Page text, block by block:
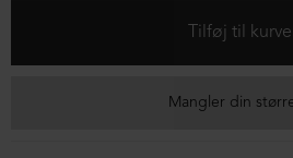
Mangler din